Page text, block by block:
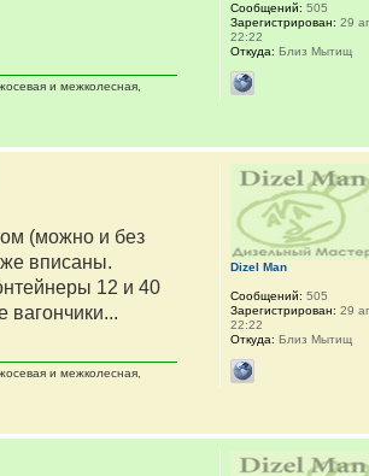
и межколесная,
Сообщений: 505
Зарегистрирован: 29
22:22
Откуда: Близ Мытищ
(можно и без
вписаны.
12 и 40
вагончики...
и межколесная,
Dizel Man
Сообщений: 505
Зарегистрирован: 29
22:22
Откуда: Близ Мытищ